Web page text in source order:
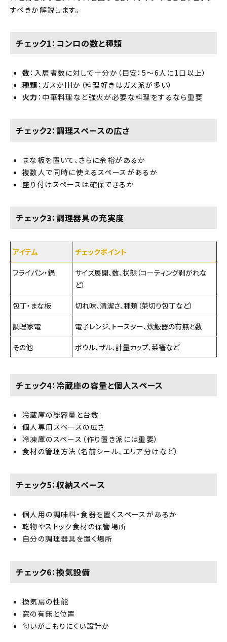
すべきか解説します。
チェック1：コンロの数と種類
数：入居者数に対して十分か（目安：5〜6人に1口以上）
種類 ：ガスかIHか（料理好きはガス派が多い）
火力 ：中華料理など強火が必要な料理をするなら重要
チェック2：調理スペースの広さ
まな板を置いて、さらに余裕があるか
複数人で同時に使えるスペースがあるか
盛り付けスペースは確保できるか
チェック3：調理器具の充実度
アイテム チェックポイント
フライパン・鍋
サイズ展開、数、状態（コーティング剥がれな
ど）
包丁・まな板 切れ味、清潔さ、種類（菜切り包丁など）
調理家電 電子レンジ、トースター、炊飯器の有無と数
その他 ボウル、ザル、計量カップ、菜箸など
チェック4：冷蔵庫の容量と個人スペース
冷蔵庫の総容量と台数
個人専用スペースの広さ
冷凍庫のスペース（作り置き派には重要）
食材の管理方法（名前シール、エリア分けなど）
チェック5：収納スペース
個人用の調味料・食器を置くスペースがあるか
乾物やストック食材の保管場所
自分の調理器具を置く場所
チェック6：換気設備
換気扇の性能
窓の有無と位置
匂いがこもりにくい設計か